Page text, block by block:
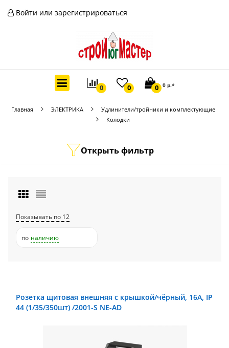
Войти или зарегистрироваться
0 0 0 0 р.*
Главная ЭЛЕКТРИКА
Удлинители/тройники и комплектующие
Колодки
Открыть фильтр
Показывать по 12
по наличию
Розетка щитовая внешняя с крышкой/чёрный, 16А, IP
44 (1/35/350шт) /2001-S NE-AD